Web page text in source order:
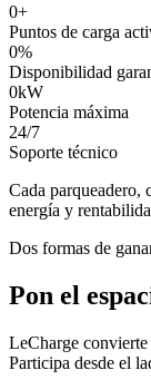
0+
Puntos de carga
0%
Disponibilidad
0kW
Potencia máxima
24/7
Soporte técnico
Cada parqueadero,
energía y
Dos formas de
Pon el
LeCharge
Participa desde el